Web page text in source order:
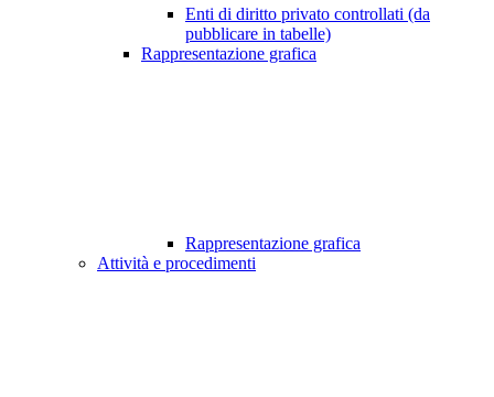
Enti di diritto privato controllati (da
pubblicare in tabelle)
Rappresentazione grafica
Rappresentazione grafica
Attività e procedimenti